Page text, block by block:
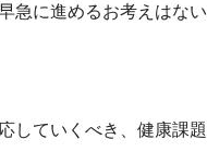
急に進めるお考えはな
ていくべき、健康課